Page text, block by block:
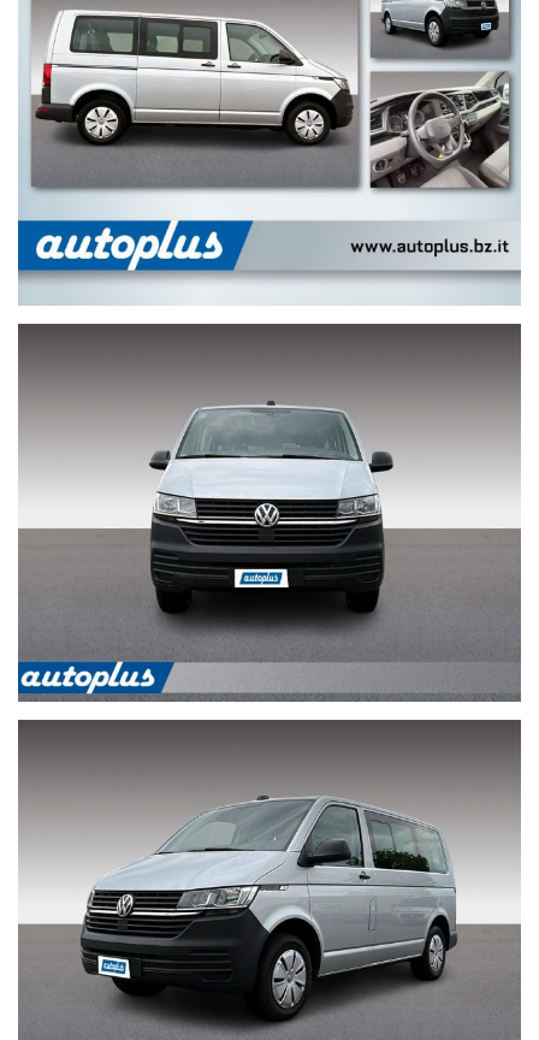
VOSTRA VETTURA.
LA VOSTRA SODDISFAZIONE È LA NOSTRA FORZA:
ACQUISTI SICURI E GARANTITI DIRETTAMENTE DA
AUTOPLUS, IMPRESA FAMIGLIARE DAL 1986
A VOSTRA COMPLETA DISPOSIZIONE ANCHE DOPO L'
ACQUISTO.
Scarica la nosta app gratuita: mycar by autoplus
GEBRAUCHT WIE NEU: UNSERE GEBRAUCHTWAGEN
WERDEN VOR DER ÜBERGABE AUFBEREITET,
MASSGESCHNEIDERTE FINANZIERUNGSLÖSUNGEN:
RATENZAHLUNG, LEASING ODER LANGZEITMIETE, AUF
IHRE BEDÜRFNISSE ANGEPASST.
FALLS SIE AN EINER ERSTEN BEWERTUNG IHRES
FAHRZEUGS INTERESSIERT SIND, TEILEN SIE UNS DIE
MARKE, DAS MODELL, DIE VERSION, DAS DATUM DER
ERSTZULASSUNG UND DEN KILOMETERSTAND IHRES
FAHRZEUGS MIT.
IHRE ZUFRIEDENHEIT IST UNSERE STÄRKE: SICHERER KAUF
UND GARANTIERT DIREKT VON AUTOPLUS,
FAMILIENBETRIEB SEIT 1986.
WIR SIND AUCH NACH DEM KAUF FÜR SIE DA
Besuchen Sie unsere Website: www.autoplus.bz.it
Downloaden Sie unsere kostenlose App: Mycar by autoplus